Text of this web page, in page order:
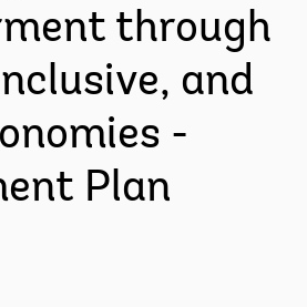
through
and
-
Plan